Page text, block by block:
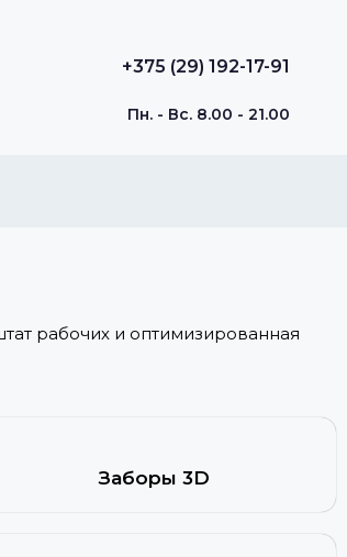
+375 (29) 192-17-91
Пн. - Вс. 8.00 - 21.00
рабочих и оптимизированная
Заборы 3D